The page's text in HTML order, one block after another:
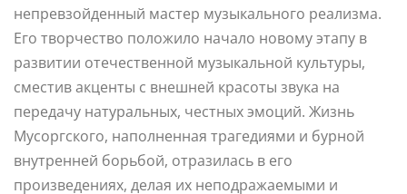
непревзойденный мастер музыкального реализма.
Его творчество положило начало новому этапу в
развитии отечественной музыкальной культуры,
сместив акценты с внешней красоты звука на
передачу натуральных, честных эмоций. Жизнь
Мусоргского, наполненная трагедиями и бурной
внутренней борьбой, отразилась в его
произведениях, делая их неподражаемыми и